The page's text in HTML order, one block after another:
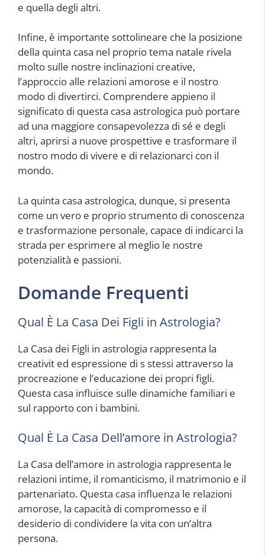
e quella degli altri.
Infine, è importante sottolineare che la posizione
della quinta casa nel proprio tema natale rivela
molto sulle nostre inclinazioni creative,
l’approccio alle relazioni amorose e il nostro
modo di divertirci. Comprendere appieno il
significato di questa casa astrologica può portare
ad una maggiore consapevolezza di sé e degli
altri, aprirsi a nuove prospettive e trasformare il
nostro modo di vivere e di relazionarci con il
mondo.
La quinta casa astrologica, dunque, si presenta
come un vero e proprio strumento di conoscenza
e trasformazione personale, capace di indicarci la
strada per esprimere al meglio le nostre
potenzialità e passioni.
Domande Frequenti
Qual È La Casa Dei Figli in Astrologia?
La Casa dei Figli in astrologia rappresenta la
creativit ed espressione di s stessi attraverso la
procreazione e l’educazione dei propri figli.
Questa casa influisce sulle dinamiche familiari e
sul rapporto con i bambini.
Qual È La Casa Dell’amore in Astrologia?
La Casa dell’amore in astrologia rappresenta le
relazioni intime, il romanticismo, il matrimonio e il
partenariato. Questa casa influenza le relazioni
amorose, la capacità di compromesso e il
desiderio di condividere la vita con un’altra
persona.